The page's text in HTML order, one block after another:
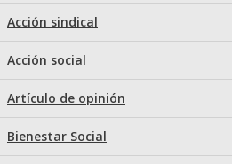
Acción sindical
Acción social
Artículo de opinión
Bienestar Social